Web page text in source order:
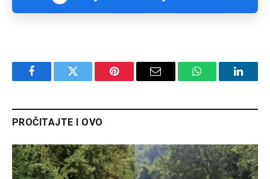
FacebookTwitter Pinterest Email WhatsApp
PROČITAJTE I OVO